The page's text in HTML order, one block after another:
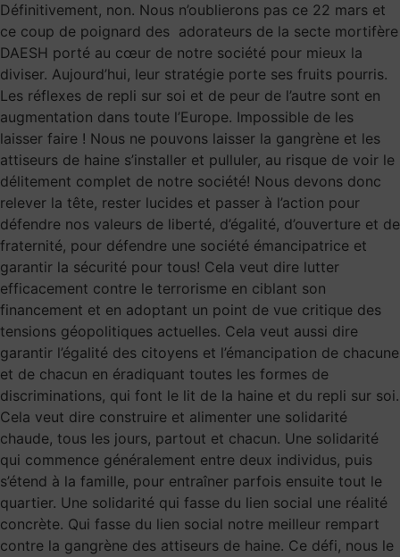
Définitivement, non. Nous n’oublierons pas ce 22 mars et
ce coup de poignard des adorateurs de la secte mortifère
DAESH porté au cœur de notre société pour mieux la
diviser. Aujourd’hui, leur stratégie porte ses fruits pourris.
Les réflexes de repli sur soi et de peur de l’autre sont en
augmentation dans toute l’Europe. Impossible de les
laisser faire ! Nous ne pouvons laisser la gangrène et les
attiseurs de haine s’installer et pulluler, au risque de voir le
délitement complet de notre société! Nous devons donc
relever la tête, rester lucides et passer à l’action pour
défendre nos valeurs de liberté, d’égalité, d’ouverture et de
fraternité, pour défendre une société émancipatrice et
garantir la sécurité pour tous! Cela veut dire lutter
efficacement contre le terrorisme en ciblant son
financement et en adoptant un point de vue critique des
tensions géopolitiques actuelles. Cela veut aussi dire
garantir l’égalité des citoyens et l’émancipation de chacune
et de chacun en éradiquant toutes les formes de
discriminations, qui font le lit de la haine et du repli sur soi.
Cela veut dire construire et alimenter une solidarité
chaude, tous les jours, partout et chacun. Une solidarité
qui commence généralement entre deux individus, puis
s’étend à la famille, pour entraîner parfois ensuite tout le
quartier. Une solidarité qui fasse du lien social une réalité
concrète. Qui fasse du lien social notre meilleur rempart
contre la gangrène des attiseurs de haine. Ce défi, nous le